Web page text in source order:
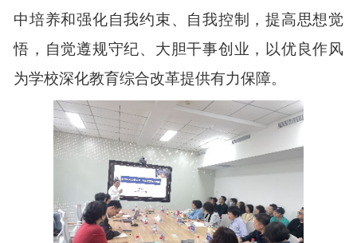
中培养和强化自我约束、自我控制， 提高思想觉
悟， 自觉遵规守纪、大胆干事创业 ，以优良作风
为学校深化教育综合改革提供有力保障。